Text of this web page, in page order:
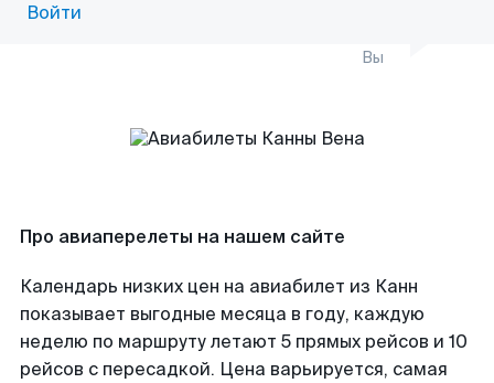
Войти
Вы
Про авиаперелеты на нашем сайте
Календарь низких цен на авиабилет из Канн
показывает выгодные месяца в году, каждую
неделю по маршруту летают 5 прямых рейсов и 10
рейсов с пересадкой. Цена варьируется, самая